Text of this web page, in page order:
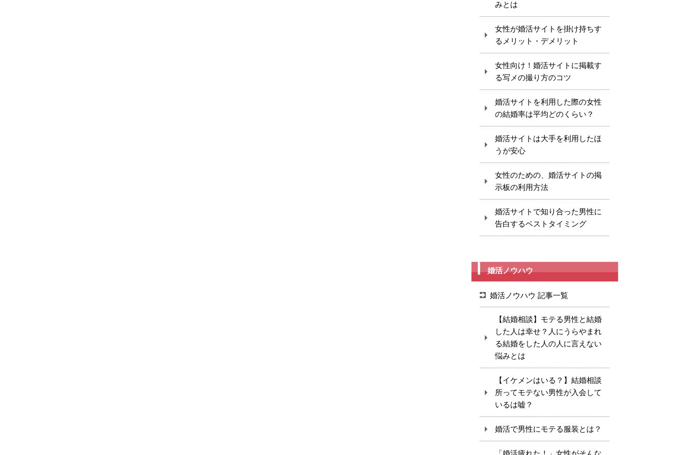
みとは
女性が婚活サイトを掛け持ちす
るメリット・デメリット
女性向け！婚活サイトに掲載す
る写メの撮り方のコツ
婚活サイトを利用した際の女性
の結婚率は平均どのくらい？
婚活サイトは大手を利用したほ
うが安心
女性のための、婚活サイトの掲
示板の利用方法
婚活サイトで知り合った男性に
告白するベストタイミング
婚活ノウハウ
婚活ノウハウ 記事一覧
【結婚相談】モテる男性と結婚
した人は幸せ？人にうらやまれ
る結婚をした人の人に言えない
悩みとは
【イケメンはいる？】結婚相談
所ってモテない男性が入会して
いるは嘘？
婚活で男性にモテる服装とは？
「婚活疲れた！」女性がそんな